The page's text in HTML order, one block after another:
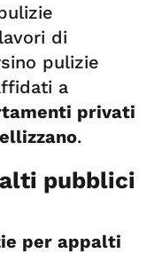
di
pulizie
a
privati
.
pubblici
per appalti